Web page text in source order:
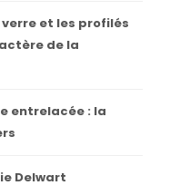
et les profilés
de la
entrelacée : la
Delwart